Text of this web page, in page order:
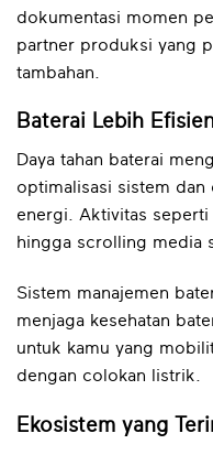
dokumentasi momen
partner produksi yang
tambahan.
Baterai Lebih
Daya tahan baterai
optimalisasi sistem
energi. Aktivitas
hingga scrolling media
Sistem manajemen
menjaga kesehatan
untuk kamu yang
dengan colokan listrik.
Ekosistem yang